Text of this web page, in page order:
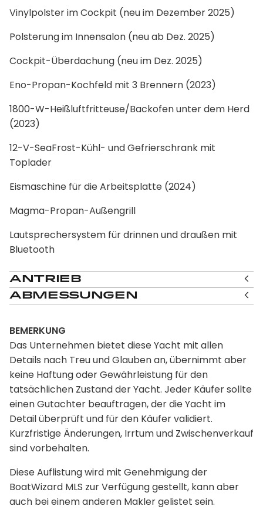
Vinylpolster im Cockpit (neu im Dezember 2025)
Polsterung im Innensalon (neu ab Dez. 2025)
Cockpit-Überdachung (neu im Dez. 2025)
Eno-Propan-Kochfeld mit 3 Brennern (2023)
1800-W-Heißluftfritteuse/Backofen unter dem Herd
(2023)
12-V-SeaFrost-Kühl- und Gefrierschrank mit
Toplader
Eismaschine für die Arbeitsplatte (2024)
Magma-Propan-Außengrill
Lautsprechersystem für drinnen und draußen mit
Bluetooth
Antrieb
Abmessungen
BEMERKUNG
Das Unternehmen bietet diese Yacht mit allen
Details nach Treu und Glauben an, übernimmt aber
keine Haftung oder Gewährleistung für den
tatsächlichen Zustand der Yacht. Jeder Käufer sollte
einen Gutachter beauftragen, der die Yacht im
Detail überprüft und für den Käufer validiert.
Kurzfristige Änderungen, Irrtum und Zwischenverkauf
sind vorbehalten.
Diese Auflistung wird mit Genehmigung der
BoatWizard MLS zur Verfügung gestellt, kann aber
auch bei einem anderen Makler gelistet sein.